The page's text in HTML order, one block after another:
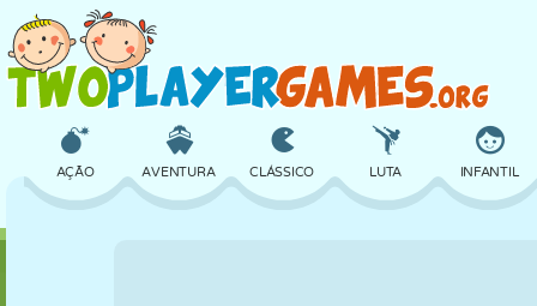
AÇÃO AVENTURA CLÁSSICO LUTA INFANTIL